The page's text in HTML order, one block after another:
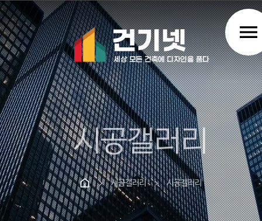
menu
시공갤러리
chevron_right 시공갤러리 chevron_right 시공갤러리